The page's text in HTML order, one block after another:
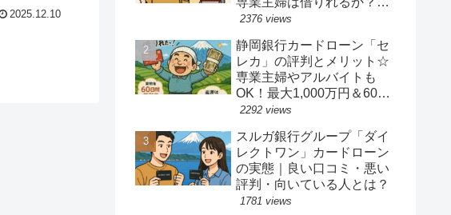
2025.12.10
社キャッシングの借り入れ
とめ融資は可能か？
2376 views
静岡銀行カードローン「セ
レカ」の評判とメリット☆
専業主婦やアルバイトも
OK！最大1,000万円＆60日
間無利息の魅力
2292 views
スルガ銀行グループ「ダイ
レクトワン」カードローン
の実態｜良い口コミ・悪い
評判・向いている人とは？
1781 views